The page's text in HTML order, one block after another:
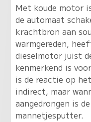
Met koude motor
de automaat
krachtbron aan
warmgereden,
dieselmotor juist
kenmerkend is
is de reactie op
indirect, maar
aangedrongen is
mannetjesputter.